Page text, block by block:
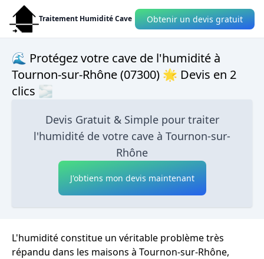
Traitement Humidité Cave Obtenir un devis gratuit
🌊 Protégez votre cave de l'humidité à
Tournon-sur-Rhône (07300) 🌟 Devis en 2
clics 🌫
Devis Gratuit & Simple pour traiter
l'humidité de votre cave à Tournon-sur-
Rhône
J'obtiens mon devis maintenant
L'humidité constitue un véritable problème très
répandu dans les maisons à Tournon-sur-Rhône,